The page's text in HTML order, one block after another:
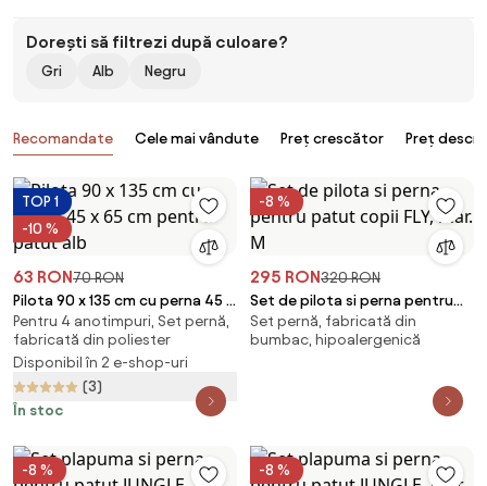
Dorești să filtrezi după culoare?
Gri Alb Negru
Produse
Recomandate Cele mai vândute Preț crescător Preț
TOP 1
-10 %
63 RON70 RON
Pilota 90 x 135 cm cu perna 45 x
65 cm pentru patut alb
Pentru 4 anotimpuri, Set pernă,
fabricată din poliester
Disponibil în 2 e-shop-uri
(3)
În stoc
-8 %
295 RON320 RON
Set de pilota si perna pentru
patut copii FLY, mar. M
Set pernă, fabricată din
bumbac, hipoalergenică
-8 % -8 %